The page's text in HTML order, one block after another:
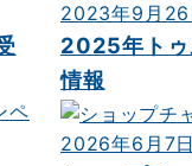
2023年9月26
2025年トゥ
情報
2026年6月7日